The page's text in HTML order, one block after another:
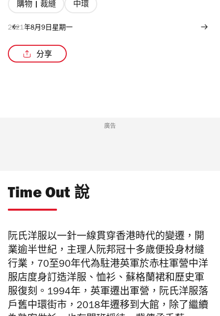
購物 | 裁縫 中環
2021年8月9日星期一
分享
廣告
Time Out 說
阮氏洋服以一針一線貫穿香港時代的變遷，開
業逾半世紀，主理人阮邦冠十多歲便投身材縫
行業，70至90年代為駐港英軍於赤柱軍營中洋
服店度身訂造洋服、恤衫、蘇格蘭裙和歷史軍
服復刻。 1994年，英軍遷出軍營，阮氏洋服落
戶舊中環街市， 2018年遷移到大館，除了繼續